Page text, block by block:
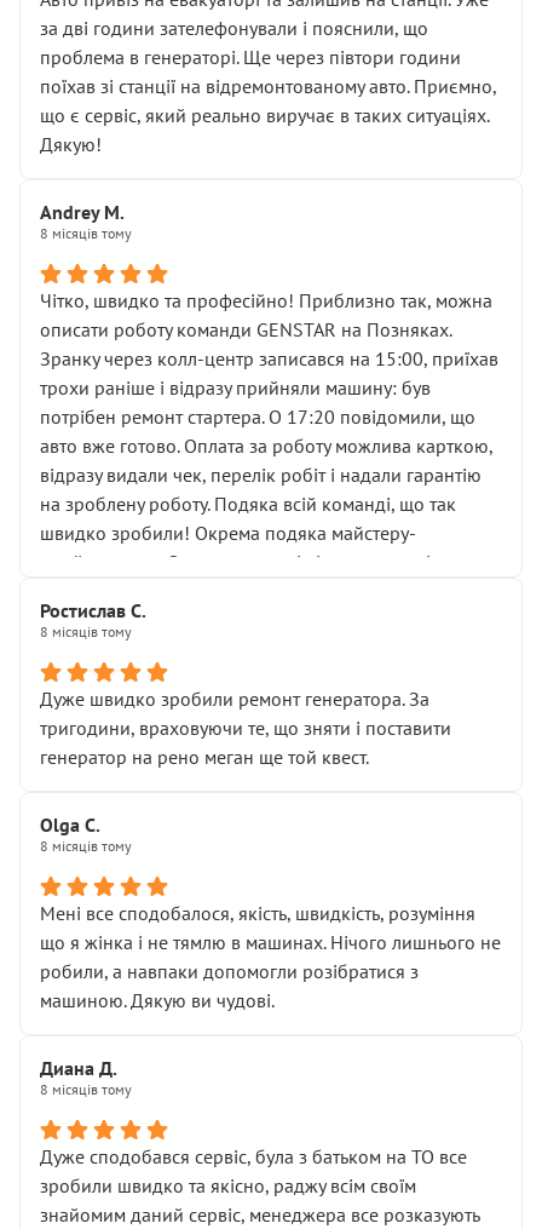
чіткого пояснення
( ну все зняли та доробили) дякую!
Окремий момент, який виглядає абсурдно:
мені заявили, що бачок гальмівної рідини потрібно
міняти разом із головним гальмівним циліндром у
Для людини, яка хоча б трохи розуміється на техніці,
це звучить як мінімум непрофесійно, а як максимум —
спроба продати дорогий вузол замість елементарних
ущільнювачів.
Що прикро — це не перший мій візит. Раніше міняв у
вас стартер, і тоді сервіс наче справив хороше
враження. Але згодом знайшов декілька гайок під
лобовим склом. Мені пояснили, що це “старі гайки, які
відкручували”, і попросили не хвилюватися. ( надіюсь
новий власник, не застяг в полі))
Але після нинішнього візиту такі дрібниці вже не
здаються дрібницями.
Я — клієнт, який працює на довірі, і саме її цей сервіс
Хотілося б більше:
• належної уваги до авто
• прозорості в роботах і рахунках
• реальної діагностики, а не формального
“подивились і поїхав”
На жаль, складається враження, що сервіс працює не
Стосовно комунікації - все добре
за дві години зателефонували і пояснили, що
проблема в генераторі. Ще через півтори години
поїхав зі станції на відремонтованому авто. Приємно,
що є сервіс, який реально виручає в таких ситуаціях.
Дякую!
Andrey M.
8 місяців тому
Чітко, швидко та професійно! Приблизно так, можна
описати роботу команди GENSTAR на Позняках.
Зранку через колл-центр записався на 15:00, приїхав
трохи раніше і відразу прийняли машину: був
потрібен ремонт стартера. О 17:20 повідомили, що
авто вже готово. Оплата за роботу можлива карткою,
відразу видали чек, перелік робіт і надали гарантію
на зроблену роботу. Подяка всій команді, що так
швидко зробили! Окрема подяка майстеру-
приймальнику Олександру: всі чітко та по суті.
звертатися до цього автосервісу.
Ростислав С.
8 місяців тому
Дуже швидко зробили ремонт генератора. За
тригодини, враховуючи те, що зняти і поставити
генератор на рено меган ще той квест.
Olga С.
8 місяців тому
Мені все сподобалося, якість, швидкість, розуміння
що я жінка і не тямлю в машинах. Нічого лишнього не
робили, а навпаки допомогли розібратися з
машиною. Дякую ви чудові.
Диана Д.
8 місяців тому
Дуже сподобався сервіс, була з батьком на ТО все
зробили швидко та якісно, раджу всім своїм
знайомим даний сервіс, менеджера все розказують